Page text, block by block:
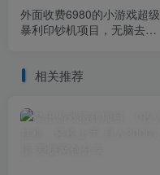
外面收费6980的小游戏超级
暴利印钞机项目，无脑去
相关推荐